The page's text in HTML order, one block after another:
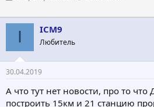
т
е
м
ы
т
ч
л
а
I ICM9
Любитель
30.04.2019
А что тут нет новости, про то что
построить 15км и 21 станцию